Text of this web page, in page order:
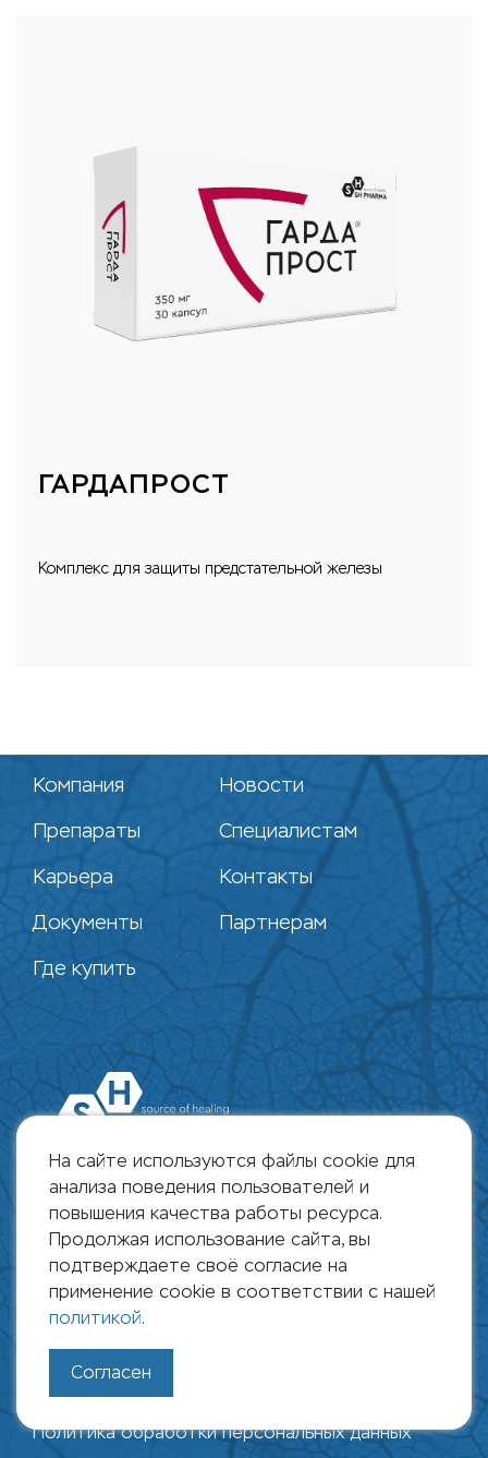
ГАРДАПРОСТ
Комплекс для защиты предстательной железы
На сайте используются файлы cookie для
анализа поведения пользователей и
повышения качества работы ресурса.
Продолжая использование сайта, вы
подтверждаете своё согласие на
применение cookie в соответствии с нашей
политикой.
Согласен
Компания
Новости
Препараты
Специалистам
Карьера
Контакты
Документы
Партнерам
Где купить
109428, г. Москва, Рязанский пр., д. 10,
строение 18
+7 495 178 0823 | info@shpharma.ru
Политика обработки персональных данных